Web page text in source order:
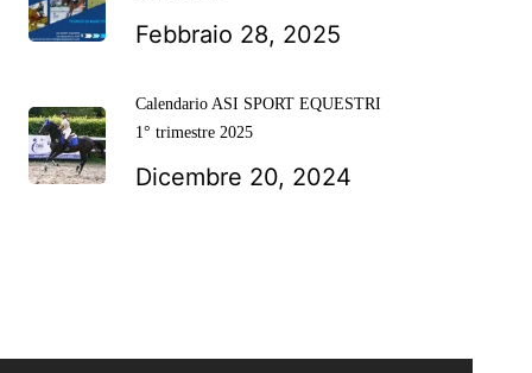
Febbraio 28, 2025
Calendario ASI SPORT EQUESTRI
1° trimestre 2025
Dicembre 20, 2024